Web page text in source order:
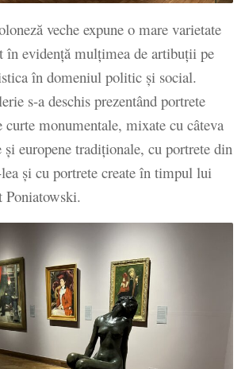
veche expune o mare varietate
în evidență mulțimea de artibuții pe
în domeniul politic și social.
s-a deschis prezentând portrete
curte monumentale, mixate cu câteva
și europene tradiționale, cu portrete din
și cu portrete create în timpul lui
Poniatowski.